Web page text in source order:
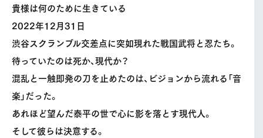
貴様は何のために生きている
2022年12月31日
渋谷スクランブル交差点に突如現れた戦国武将と忍たち。
待っていたのは死か、現代か？
混乱と一触即発の刀を止めたのは、ビジョンから流れる「音
楽」だった。
あれほど望んだ泰平の世で心に影を落とす現代人。
そして彼らは決意する。